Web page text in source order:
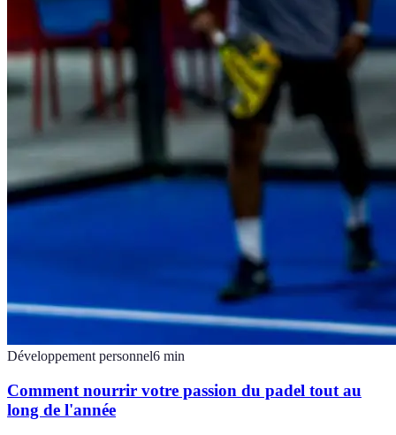
Développement personnel6 min
Comment nourrir votre passion du padel tout au
long de l'année